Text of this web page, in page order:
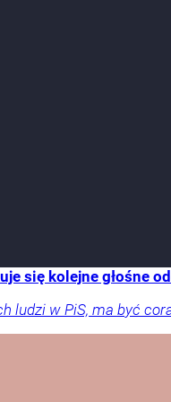
się kolejne głośne
ludzi w PiS, ma być